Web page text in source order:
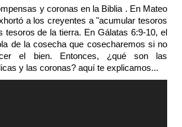
y coronas en la Biblia . En Mateo
a los creyentes a "acumular tesoros
tesoros de la tierra. En Gálatas 6:9-10, el
de la cosecha que cosecharemos si no
el bien. Entonces, ¿qué son las
y las coronas? aquí te explicamos...